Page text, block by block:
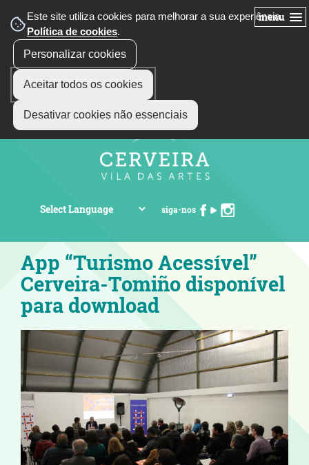
Este site utiliza cookies para melhorar a sua experiência.
Política de cookies.
Personalizar cookies
Aceitar todos os cookies
Desativar cookies não essenciais
menu
siga-nos
App “Turismo Acessível”
Cerveira-Tomiño disponível
para download